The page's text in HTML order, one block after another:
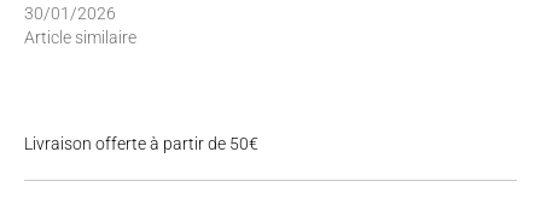
30/01/2026
Article similaire
Livraison offerte à partir de 50€